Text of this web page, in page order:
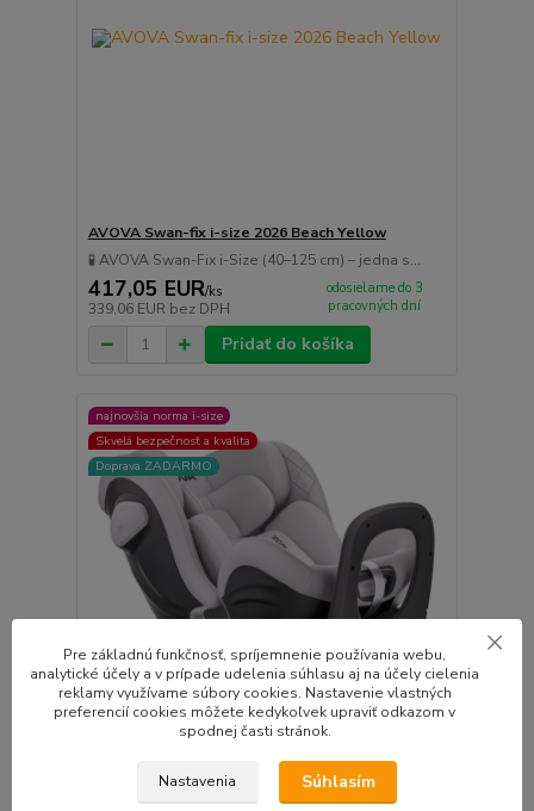
AVOVA Swan-fix i-size 2026 Beach Yellow
🧪 AVOVA Swan-Fix i-Size (40–125 cm) – jedna s...
417,05 EUR/ks
339,06 EUR bez DPH
odosielame do 3
pracovných dní
Pridať do košíka
najnovšia norma i-size
Skvelá bezpečnosť a kvalita
Doprava ZADARMO
AVOVA Swan-fix i-size 2026 Sky Grey
🧪 AVOVA Swan-Fix i-Size (40–125 cm) – jedna s...
Pre základnú funkčnosť, spríjemnenie používania webu,
analytické účely a v prípade udelenia súhlasu aj na účely cielenia
reklamy využívame súbory cookies. Nastavenie vlastných
preferencií cookies môžete kedykoľvek upraviť odkazom v
spodnej časti stránok.
Nastavenia Súhlasím